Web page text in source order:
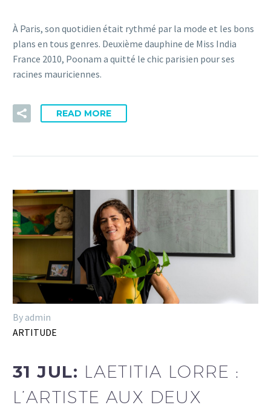
À Paris, son quotidien était rythmé par la mode et les bons
plans en tous genres. Deuxième dauphine de Miss India
France 2010, Poonam a quitté le chic parisien pour ses
racines mauriciennes.
READ MORE
By admin
ARTITUDE
31 JUL: LAETITIA LORRE :
L’ARTISTE AUX DEUX